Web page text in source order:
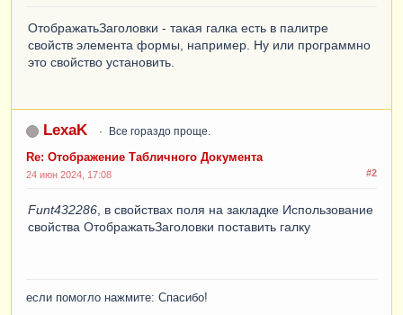
ОтображатьЗаголовки - такая галка есть в палитре
свойств элемента формы, например. Ну или программно
это свойство установить.
LexaK Все гораздо проще.
Re: Отображение Табличного Документа
#2
24 июн 2024, 17:08
Funt432286 , в свойствах поля на закладке Использование
свойства ОтображатьЗаголовки поставить галку
если помогло нажмите: Спасибо!